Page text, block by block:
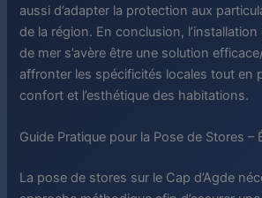
aussi d’adapter la protection aux
de la région. En conclusion,
de mer s’avère être une solution
affronter les spécificités locales tout en
confort et l’esthétique des habitations.
Guide Pratique pour la Pose de Stores –
La pose de stores sur le Cap d’Agde